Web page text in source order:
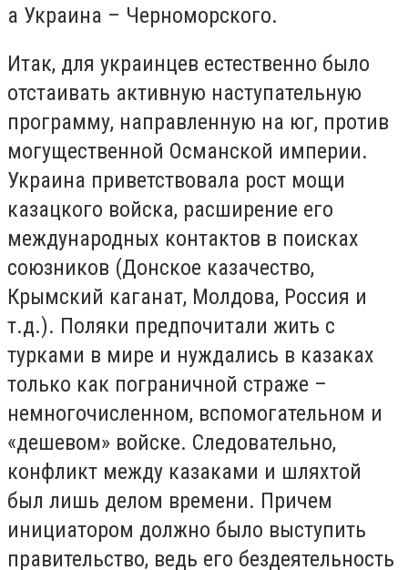
а Украина – Черноморского.
Итак, для украинцев естественно было
отстаивать активную наступательную
программу, направленную на юг, против
могущественной Османской империи.
Украина приветствовала рост мощи
казацкого войска, расширение его
международных контактов в поисках
союзников (Донское казачество,
Крымский каганат, Молдова, Россия и
т.д.). Поляки предпочитали жить с
турками в мире и нуждались в казаках
только как пограничной страже –
немногочисленном, вспомогательном и
«дешевом» войске. Следовательно,
конфликт между казаками и шляхтой
был лишь делом времени. Причем
инициатором должно было выступить
правительство, ведь его бездеятельность